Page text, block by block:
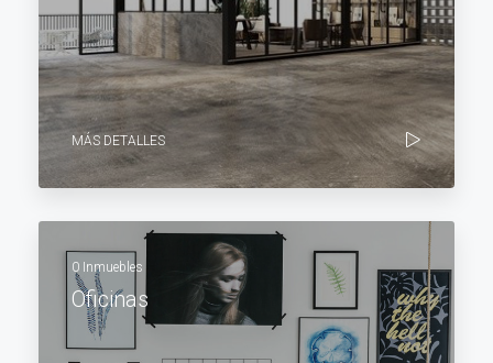
MÁS DETALLES
0 Inmuebles
Oficinas